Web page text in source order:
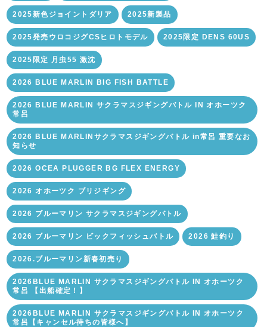
2025新色ジョイントダリア 2025新製品
2025発売ウロコジグCSヒロトモデル 2025限定 DENS 60US
2025限定 月虫55 激沈
2026 BLUE MARLIN BIG FISH BATTLE
2026 BLUE MARLIN サクラマスジギングバトル IN オホーツク
常呂
2026 BLUE MARLINサクラマスジギングバトル in常呂 重要なお
知らせ
2026 OCEA PLUGGER BG FLEX ENERGY
2026 オホーツク ブリジギング
2026 ブルーマリン サクラマスジギングバトル
2026 ブルーマリン ビックフィッシュバトル 2026 鮭釣り
2026.ブルーマリン新春初売り
2026BLUE MARLIN サクラマスジギングバトル IN オホーツク
常呂 【出船確定！】
2026BLUE MARLIN サクラマスジギングバトル IN オホーツク
常呂【キャンセル待ちの皆様へ】